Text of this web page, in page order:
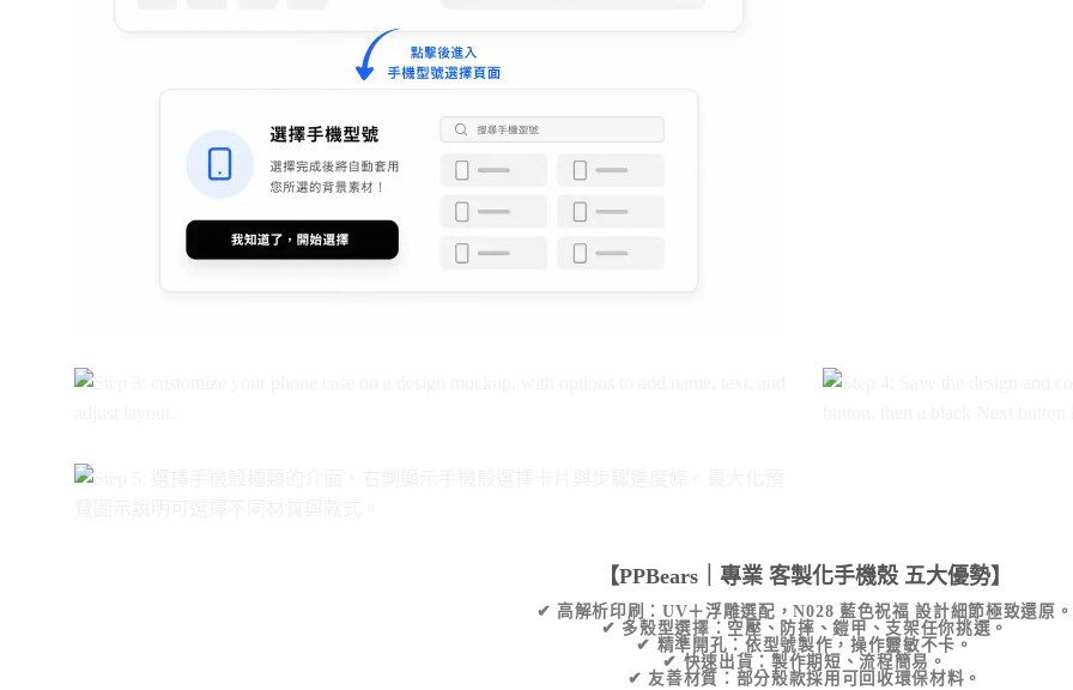
【PPBears｜專業 客製化手機殼 五大優勢】
✔ 高解析印刷 ：UV＋浮雕選配，N028 藍色祝福 設計細節極致還原。
✔ 多殼型選擇 ：空壓、防摔、鎧甲、支架任你挑選。
✔ 精準開孔 ：依型號製作，操作靈敏不卡。
✔ 快速出貨 ：製作期短、流程簡易。
✔ 友善材質 ：部分殼款採用可回收環保材料。